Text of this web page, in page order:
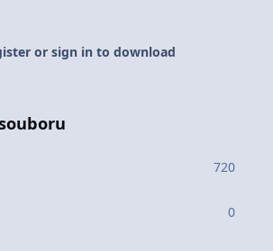
or sign in to download
720
0